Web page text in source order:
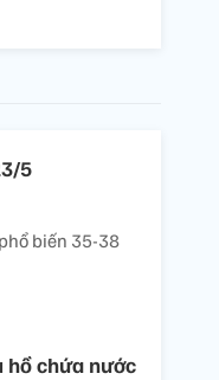
5
biến 35-38
hồ chứa nước